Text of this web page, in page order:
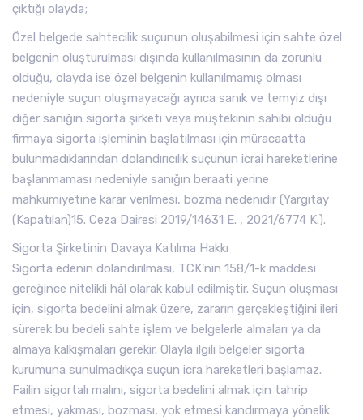
çıktığı olayda;
Özel belgede sahtecilik suçunun oluşabilmesi için sahte özel
belgenin oluşturulması dışında kullanılmasının da zorunlu
olduğu, olayda ise özel belgenin kullanılmamış olması
nedeniyle suçun oluşmayacağı ayrıca sanık ve temyiz dışı
diğer sanığın sigorta şirketi veya müştekinin sahibi olduğu
firmaya sigorta işleminin başlatılması için müracaatta
bulunmadıklarından dolandırıcılık suçunun icrai hareketlerine
başlanmaması nedeniyle sanığın beraati yerine
mahkumiyetine karar verilmesi, bozma nedenidir (Yargıtay
(Kapatılan)15. Ceza Dairesi 2019/14631 E. , 2021/6774 K.).
Sigorta Şirketinin Davaya Katılma Hakkı
Sigorta edenin dolandırılması, TCK’nin 158/1-k maddesi
gereğince nitelikli hâl olarak kabul edilmiştir. Suçun oluşması
için, sigorta bedelini almak üzere, zararın gerçekleştiğini ileri
sürerek bu bedeli sahte işlem ve belgelerle almaları ya da
almaya kalkışmaları gerekir. Olayla ilgili belgeler sigorta
kurumuna sunulmadıkça suçun icra hareketleri başlamaz.
Failin sigortalı malını, sigorta bedelini almak için tahrip
etmesi, yakması, bozması, yok etmesi kandırmaya yönelik